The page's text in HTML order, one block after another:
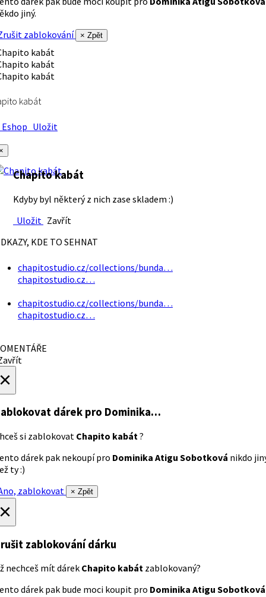
jiný.
zablokování
× Zpět
kabát
Uložit
Chapito kabát
Kdyby byl některý z nich zase skladem :)
Uložit Zavřít
KDE TO SEHNAT
chapitostudio.cz/collections/bunda…
chapitostudio.cz…
chapitostudio.cz/collections/bunda…
chapitostudio.cz…
dárek pro Dominika…
si zablokovat Chapito kabát ?
dárek pak nekoupí pro Dominika Atigu Sobotková nikdo
ty :)
zablokovat
× Zpět
zablokování dárku
nechceš mít dárek Chapito kabát zablokovaný?
dárek pak bude moci koupit pro Dominika Atigu Sobotková